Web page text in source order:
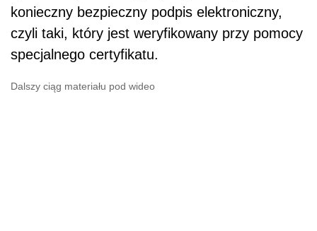
konieczny bezpieczny podpis elektroniczny,
czyli taki, który jest weryfikowany przy pomocy
specjalnego certyfikatu.
Dalszy ciąg materiału pod wideo